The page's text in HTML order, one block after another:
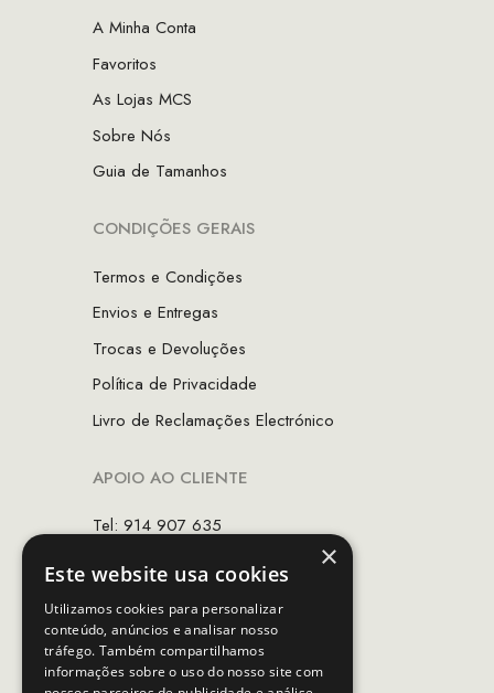
A Minha Conta
Favoritos
As Lojas MCS
Sobre Nós
Guia de Tamanhos
CONDIÇÕES GERAIS
Termos e Condições
Envios e Entregas
Trocas e Devoluções
Política de Privacidade
Livro de Reclamações Electrónico
APOIO AO CLIENTE
Tel: 914 907 635
Horário de contacto:
Dias úteis das 10h as 19h
×
Este website usa cookies
Utilizamos cookies para personalizar
conteúdo, anúncios e analisar nosso
tráfego. Também compartilhamos
informações sobre o uso do nosso site com